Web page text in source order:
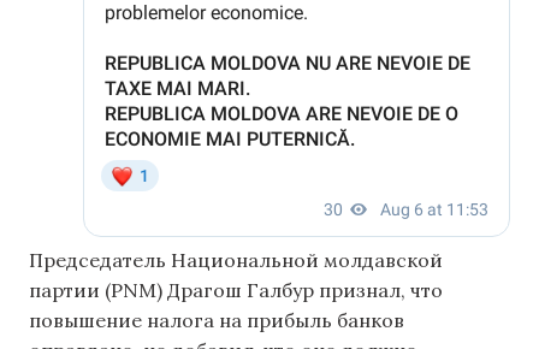
Председатель Национальной молдавской
партии (PNM) Драгош Галбур признал, что
повышение налога на прибыль банков